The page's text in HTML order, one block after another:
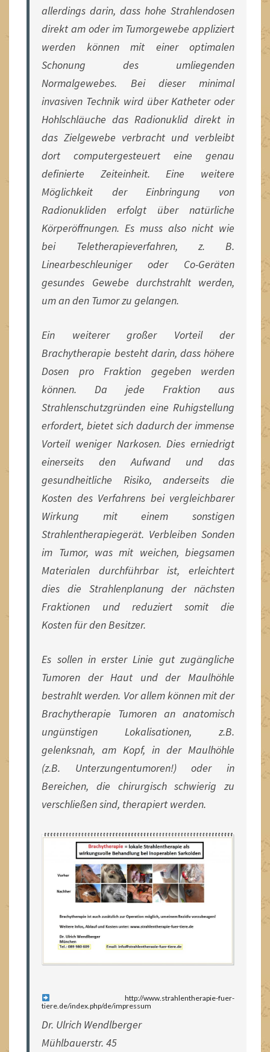
allerdings darin, dass hohe Strahlendosen
direkt am oder im Tumorgewebe appliziert
werden können mit einer optimalen
Schonung des umliegenden
Normalgewebes. Bei dieser minimal
invasiven Technik wird über Katheter oder
Hohlschläuche das Radionuklid direkt in
das Zielgewebe verbracht und verbleibt
dort computergesteuert eine genau
definierte Zeiteinheit. Eine weitere
Möglichkeit der Einbringung von
Radionukliden erfolgt über natürliche
Körperöffnungen. Es muss also nicht wie
bei Teletherapieverfahren, z. B.
Linearbeschleuniger oder Co-Geräten
gesundes Gewebe durchstrahlt werden,
um an den Tumor zu gelangen.
Ein weiterer großer Vorteil der
Brachytherapie besteht darin, dass höhere
Dosen pro Fraktion gegeben werden
können. Da jede Fraktion aus
Strahlenschutzgründen eine Ruhigstellung
erfordert, bietet sich dadurch der immense
Vorteil weniger Narkosen. Dies erniedrigt
einerseits den Aufwand und das
gesundheitliche Risiko, anderseits die
Kosten des Verfahrens bei vergleichbarer
Wirkung mit einem sonstigen
Strahlentherapiegerät. Verbleiben Sonden
im Tumor, was mit weichen, biegsamen
Materialen durchführbar ist, erleichtert
dies die Strahlenplanung der nächsten
Fraktionen und reduziert somit die
Kosten für den Besitzer.
Es sollen in erster Linie gut zugängliche
Tumoren der Haut und der Maulhöhle
bestrahlt werden. Vor allem können mit der
Brachytherapie Tumoren an anatomisch
ungünstigen Lokalisationen, z.B.
gelenksnah, am Kopf, in der Maulhöhle
(z.B. Unterzungentumoren!) oder in
Bereichen, die chirurgisch schwierig zu
verschließen sind, therapiert werden.
http://www.strahlentherapie-fuer-
tiere.de/index.php/de/impressum
Dr. Ulrich Wendlberger
Mühlbauerstr. 45